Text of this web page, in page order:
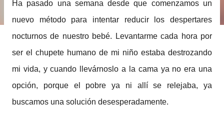
Ha pasado una semana desde que comenzamos un
nuevo método para intentar reducir los despertares
nocturnos de nuestro bebé. Levantarme cada hora por
ser el chupete humano de mi niño estaba destrozando
mi vida, y cuando llevárnoslo a la cama ya no era una
opción, porque el pobre ya ni allí se relejaba, ya
buscamos una solución desesperadamente.